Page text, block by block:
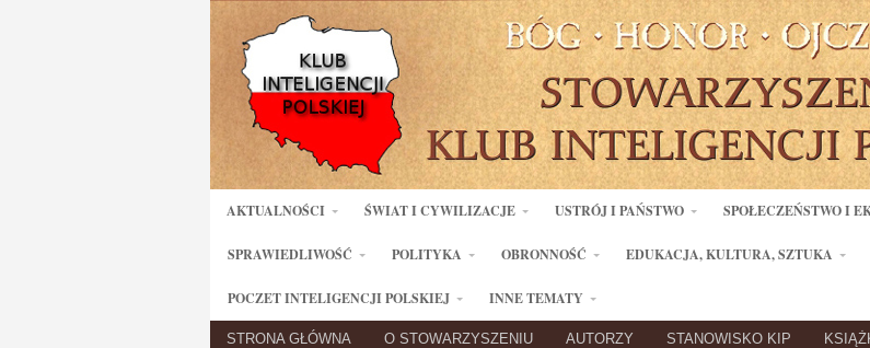
AKTUALNOŚCI ŚWIAT I CYWILIZACJE USTRÓJ I PAŃSTWO SPOŁECZEŃSTWO I
SPRAWIEDLIWOŚĆ POLITYKA OBRONNOŚĆ EDUKACJA, KULTURA, SZTUKA
POCZET INTELIGENCJI POLSKIEJ INNE TEMATY
STRONA GŁÓWNA O STOWARZYSZENIU AUTORZY STANOWISKO KIP